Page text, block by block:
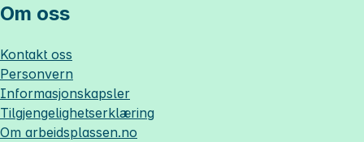
Om oss
Kontakt oss
Personvern
Informasjonskapsler
Tilgjengelighetserklæring
Om arbeidsplassen.no